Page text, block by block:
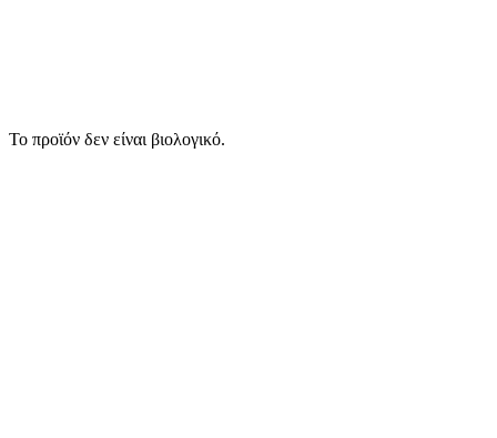
Το προϊόν δεν είναι βιολογικό.